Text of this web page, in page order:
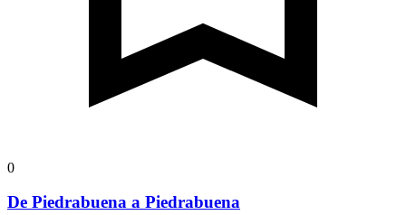
0
De Piedrabuena a Piedrabuena